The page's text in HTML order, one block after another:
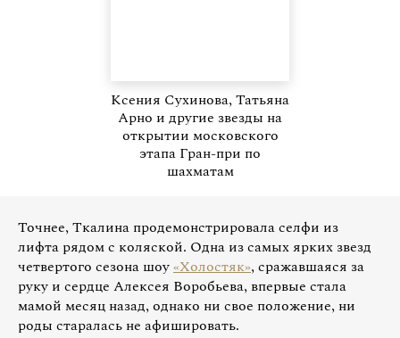
Ксения Сухинова, Татьяна
Арно и другие звезды на
открытии московского
этапа Гран-при по
шахматам
Точнее, Ткалина продемонстрировала селфи из
лифта рядом с коляской. Одна из самых ярких звезд
четвертого сезона шоу«Холостяк», сражавшаяся за
руку и сердце Алексея Воробьева, впервые стала
мамой месяц назад, однако ни свое положение, ни
роды старалась не афишировать.